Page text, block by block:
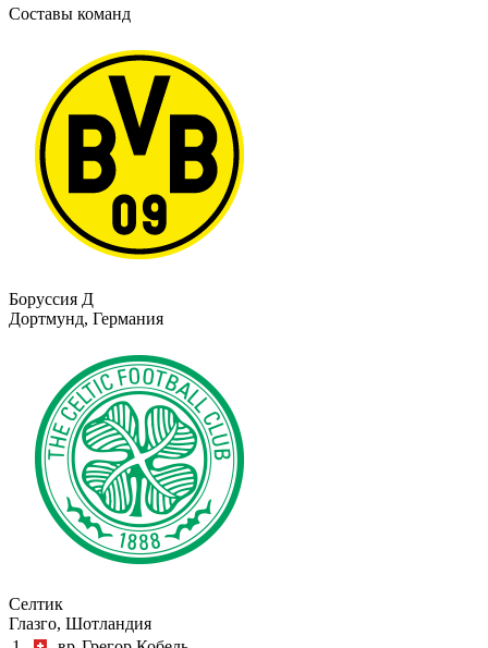
Составы команд
Боруссия Д
Дортмунд, Германия
Селтик
Глазго, Шотландия